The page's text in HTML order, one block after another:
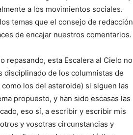
a los movimientos sociales.
temas que el consejo de redacción
de encajar nuestros comentarios.
repasando, esta Escalera al Cielo no
disciplinado de los columnistas de
los del asteroide) si siguen las
propuesto, y han sido escasas las
eso sí, a escribir y escribir mis
y vosotras circunstancias y